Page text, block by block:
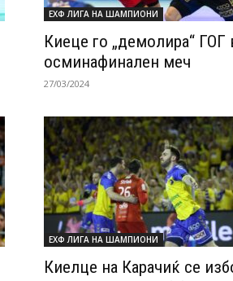
ЕХФ ЛИГА НА ШАМПИОНИ
Киеце го „демолира“ ГОГ
осминафинален меч
27/03/2024
ЕХФ ЛИГА НА ШАМПИОНИ
Киелце на Карачиќ се